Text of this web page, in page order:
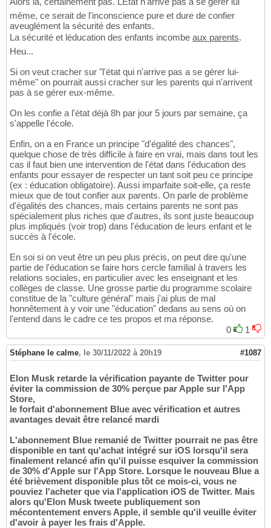
même, ce serait de l'inconscience pure et dure de confier
aveuglément la sécurité des enfants.
La sécurité et léducation des enfants incombe aux parents.
Heu...
Si on veut cracher sur "l'état qui n'arrive pas a se gérer lui-
même" on pourrait aussi cracher sur les parents qui n'arrivent
pas à se gérer eux-même.
On les confie a l'état déjà 8h par jour 5 jours par semaine, ça
s'appelle l'école.
Enfin, on a en France un principe "d'égalité des chances",
quelque chose de très difficile à faire en vrai, mais dans tout les
cas il faut bien une intervention de l'état dans l'éducation des
enfants pour essayer de respecter un tant soit peu ce principe
(ex : éducation obligatoire). Aussi imparfaite soit-elle, ça reste
mieux que de tout confier aux parents. On parle de problème
d'égalités des chances, mais certains parents ne sont pas
spécialement plus riches que d'autres, ils sont juste beaucoup
plus impliqués (voir trop) dans l'éducation de leurs enfant et le
succès à l'école.
En soi si on veut être un peu plus précis, on peut dire qu'une
partie de l'éducation se faire hors cercle familial à travers les
relations sociales, en particulier avec les enseignant et les
collèges de classe. Une grosse partie du programme scolaire
constitue de la "culture général" mais j'ai plus de mal
honnêtement à y voir une "éducation" dedans au sens où on
l'entend dans le cadre ce tes propos et ma réponse.
0
1
Stéphane le calme, le 30/11/2022 à 20h19 #1087
Elon Musk retarde la vérification payante de Twitter pour
éviter la commission de 30% perçue par Apple sur l'App
Store,
le forfait d'abonnement Blue avec vérification et autres
avantages devait être relancé mardi
L'abonnement Blue remanié de Twitter pourrait ne pas être
disponible en tant qu'achat intégré sur iOS lorsqu'il sera
finalement relancé afin qu'il puisse esquiver la commission
de 30% d'Apple sur l'App Store. Lorsque le nouveau Blue a
été brièvement disponible plus tôt ce mois-ci, vous ne
pouviez l'acheter que via l'application iOS de Twitter. Mais
alors qu'Elon Musk tweete publiquement son
mécontentement envers Apple, il semble qu'il veuille éviter
d'avoir à payer les frais d'Apple.